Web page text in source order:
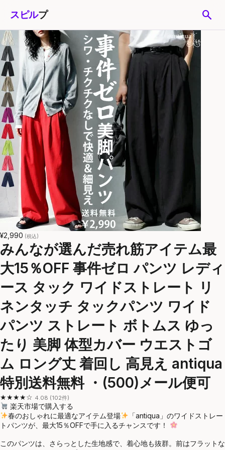
スピルプ search
¥2,990 (税込)
みんなが選んだ売れ筋アイテム最
大15％OFF 事件ゼロ パンツ レディ
ース タック ワイドストレート リ
ネンタッチ タックパンツ ワイド
パンツ ストレート ボトムス ゆっ
たり 美脚 体型カバー ウエストゴ
ム ロング丈 着回し 高見え antiqua
特別送料無料 ・(500)メール便可
★★★★☆ 4.08 (102件)
楽天市場で購入する
春のおしゃれに最適なアイテム登場
「antiqua」のワイドストレー
トパンツが、最大15％OFFで手に入るチャンスです！
このパンツは、さらっとした生地感で、着心地も抜群。前はフラットな